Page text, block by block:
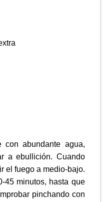
con abundante agua,
a ebullición. Cuando
el fuego a medio-bajo.
45 minutos, hasta que
pinchando con